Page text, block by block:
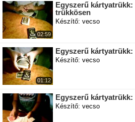
02:59
Egyszerű
trükkösen
Készítő: vecso
01:12
Egyszerű
Készítő: vecso
Egyszerű
Készítő: vecso